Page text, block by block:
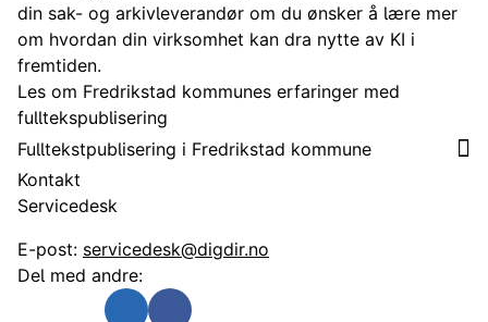
din sak- og arkivleverandør om du ønsker å lære mer
om hvordan din virksomhet kan dra nytte av KI i
fremtiden.
Les om Fredrikstad kommunes erfaringer med
fulltekspublisering
Fulltekstpublisering i Fredrikstad kommune
Kontakt
Servicedesk
E-post: servicedesk@digdir.no
Del med andre:
Send som e-post
Del på TwitterDel på Linkedin
Del på Facebook